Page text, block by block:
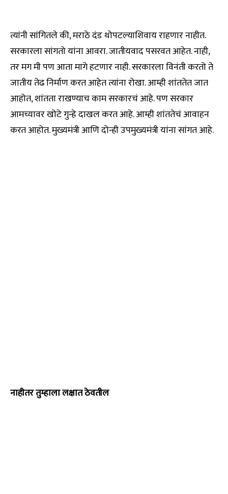
त्यांनी सांगितले की, मराठे दंड थोपटल्याशिवाय राहणार नाहीत.
सरकारला सांगतो यांना आवरा. जातीयवाद पसरवत आहेत. नाही,
तर मग मी पण आता मागे हटणार नाही. सरकारला विनंती करतो ते
जातीय तेढ निर्माण करत आहेत त्यांना रोखा. आम्ही शांततेत जात
आहोत, शांतता राखण्याच काम सरकारचं आहे. पण सरकार
आमच्यावर खोटे गुन्हे दाखल करत आहे. आम्ही शांततेचं आवाहन
करत आहोत. मुख्यमंत्री आणि दोन्ही उपमुख्यमंत्री यांना सांगत आहे.
नाहीतर तुम्हाला लक्षात ठेवतील